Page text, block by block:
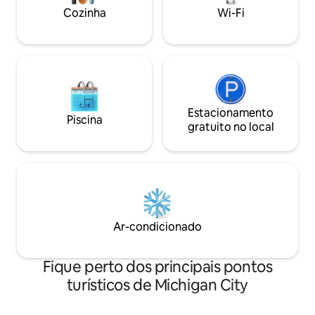
pessoas Wi-Fi de✔ alta velocidade ✔
acomodar até 10
Reserve sua
Cozinha Wi-Fi
Piscina
Estacionamento
gratuito no local
Ar-condicionado
Fique perto dos principais pontos
turísticos de Michigan City